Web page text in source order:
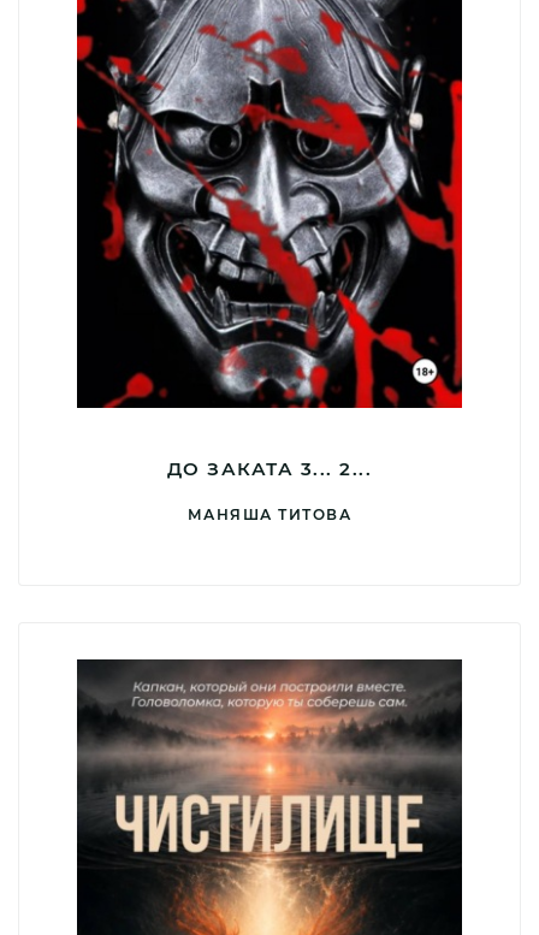
ДО ЗАКАТА 3... 2...
МАНЯША ТИТОВА